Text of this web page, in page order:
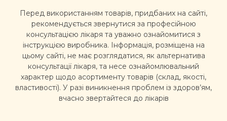
Перед використанням товарів, придбаних на сайті,
рекомендується звернутися за професійною
консультацією лікаря та уважно ознайомитися з
інструкцією виробника. Інформація, розміщена на
цьому сайті, не має розглядатися, як альтернатива
консультації лікаря, та несе ознайомлювальний
характер щодо асортименту товарів (склад, якості,
властивості). У разі виникнення проблем із здоров’ям,
вчасно звертайтеся до лікарів